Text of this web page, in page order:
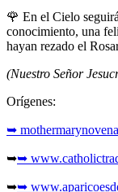
🌹 En el Cielo
conocimiento, una
hayan rezado el
(Nuestro Señor
Orígenes:
➥
➥➥
➥➥